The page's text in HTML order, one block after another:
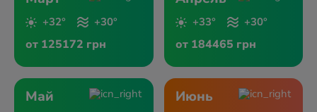
+32° +30°
от 125172 грн
+33° +30°
от 184465 грн
Май Июнь